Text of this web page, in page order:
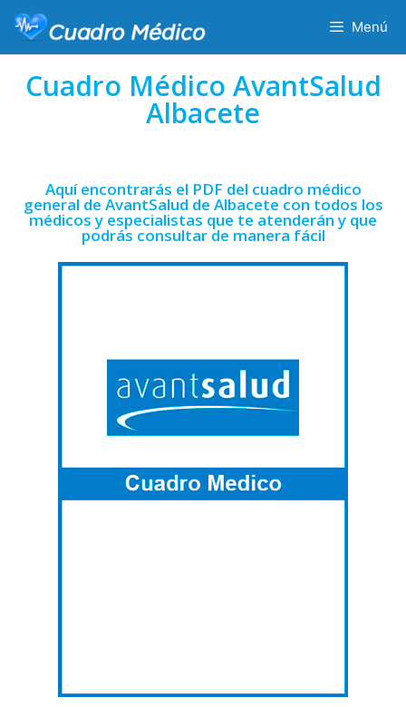
Menú
Cuadro Médico AvantSalud
Albacete
Aquí encontrarás el PDF del cuadro médico
general de AvantSalud de Albacete con todos los
médicos y especialistas que te atenderán y que
podrás consultar de manera fácil